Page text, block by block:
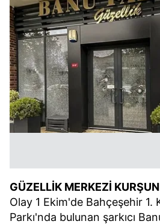
GÜZELLİK MERKEZİ
Olay 1 Ekim'de Bahçeşehir 1.
Parkı'nda bulunan şarkıcı